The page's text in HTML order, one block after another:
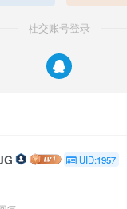
社交账号登录
UID:1957